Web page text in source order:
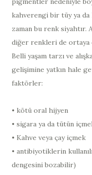
kahverengi bir tüy ya
zaman bu renk siyahtır.
diğer renkleri de ortaya
Belli yaşam tarzı ve
gelişimine yatkın hale
faktörler:
• kötü oral hijyen
• sigara ya da tütün
• Kahve veya çay içmek
• antibiyotiklerin
dengesini bozabilir)